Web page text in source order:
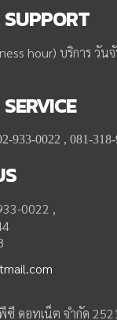
SUPPORT
hour) บริการ วัน
SERVICE
933-0022 , 081-318-
0022 ,
ดอทเน็ต จำกัด